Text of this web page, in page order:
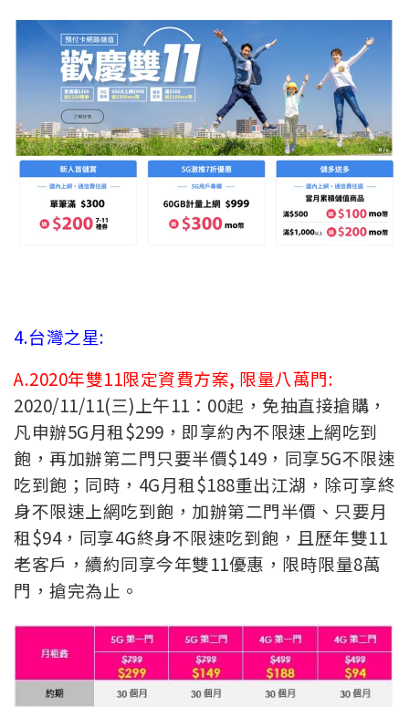
4.台灣之星:
A.2020年雙11限定資費方案, 限量八萬門:
2020/11/11(三)上午11 ： 00起，免抽直接搶購，
凡申辦5G月租$299 ，即享約內不限速上網吃到
飽，再加辦第二門只要半價$149 ，同享5G不限速
吃到飽；同時， 4G月租$188重出江湖，除可享終
身不限速上網吃到飽， 加辦第二門半價、只要月
租$94，同享4G終身不限速吃到飽， 且歷年雙11
老客戶，續約同享今年雙11優惠，限時限量8萬
門， 搶完為止。